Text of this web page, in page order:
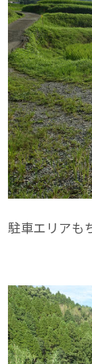
駐車エリアも